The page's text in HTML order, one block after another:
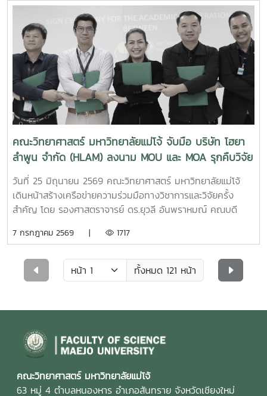
นานาชาติเอ็มเพรส จ.เชียงใหม่ เพื่อผลักดันประเทศไทยสู่การเป็น
ศูนย์กลางการวิจัยวัสดุขั้นสูงในระดับสากลพิธีเปิดงานจัดขึ้นอย่าง
เป็นทางการเมื่อวันที่ 29 มิถุนายน 2569 โดยได้รับเกียรติจาก
รศ.ดร.ยุวลี อันพาพรม คณบดีคณะวิทยาศาสตร์ มหาวิทยาลัยแม่
โจ้ ในฐานะเจ้าภาพร่วม ร่วมเริ่มพิธีเปิดงานอย่างยิ่งใหญ่ พร้อม
ด้วย ศ.ดร.นพ.พงษ์รักษ์ ศรีบัณฑิตมงคล อธิการบดีมหาวิทยาลัย
เชียงใหม่ เป็นประธานในพิธีเปิด โดยมี ศ.ดร.สันติ แม้นสิริ นายก
สมาคม MRS-Thailand และ Prof. Dr. Anil Kumar ประธาน
IUMRS ร่วมให้การต้อนรับทัพนักวิจัย คณาจารย์ และผู้เชี่ยวชาญ
กว่า 600 คน จากกว่า 30 ประเทศทั่วโลก
คณะวิทยาศาสตร์ มหาวิทยาลัยแม่โจ้ จับมือ บริษัท โฮยา
ลำพูน จำกัด (HLAM) ลงนาม MOU และ MOA รุกคืบวิจัย
รีไซเคิลเศษพลาสติก มุ่งเป้าความยั่งยืนตามแนวคิด ESG
วันที่ 25 มิถุนายน 2569 คณะวิทยาศาสตร์ มหาวิทยาลัยแม่โจ้
เดินหน้าสร้างเครือข่ายความร่วมมือทางวิชาการและวิจัยครั้ง
สำคัญ โดย รองศาสตราจารย์ ดร.ยุวลี อันพราหมณ์ คณบดี
อธิการบดีมหาวิทยาลัยแม่โจ้) ได้ร่วมลงนามใน บันทึกความเข้าใจ
มือทางวิชาการ (MOA) ร่วมกับ ดร.ปิยะ เนยคำ ประธานบริษัท
โฮยา ลำพูน จำกัด (HLAM) ณ บริษัท โฮยา ลำพูน จำกัด
ลงนาม MOU ในครั้งนี้ มีวัตถุประสงค์เพื่อร่วมกันส่งเสริมและ
เทคโนโลยีและนวัตกรรม พร้อมทั้งบรรยายหัวข้อแนวทางการนำ
ขยะพลาสติกไปแปรรูปเป็นวัสดุใหม่ เพื่อพัฒนาองค์ความรู้เพื่อนำ
ผลิตภัณฑ์หรือกระบวนการที่มีประโยชน์ ที่สำคัญยังมุ่งเน้นการ
7 กรกฎาคม 2569 | 1717
ทั้งหมด 121 หน้า
คณะวิทยาศาสตร์ มหาวิทยาลัยแม่โจ้
63 หมู่ 4 ตำบลหนองหาร อำเภอสันทราย จังหวัดเชียงใหม่